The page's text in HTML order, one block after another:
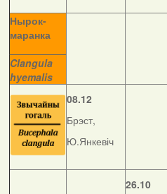
Нырок-
маранка
Clangula
hyemalis
08.12
Брэст,
Ю.Янкевіч
26.10